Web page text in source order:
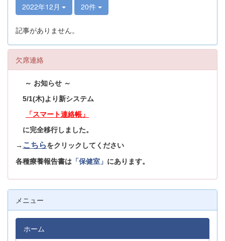
2022年12月 20件
記事がありません。
欠席連絡
～ お知らせ ～
5/1(木)より新システム
「スマート連絡帳」
に完全移行しました。
→ こちらをクリックしてください
各種療養報告書は 「保健室」 にあります。
メニュー
ホーム